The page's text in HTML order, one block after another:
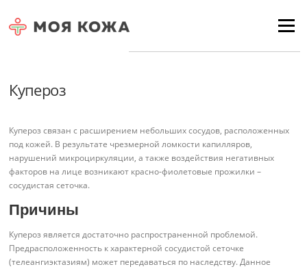
Menu
Купероз
Купероз связан с расширением небольших сосудов, расположенных
под кожей. В результате чрезмерной ломкости капилляров,
нарушений микроциркуляции, а также воздействия негативных
факторов на лице возникают красно-фиолетовые прожилки –
сосудистая сеточка.
Причины
Купероз является достаточно распространенной проблемой.
Предрасположенность к характерной сосудистой сеточке
(телеангиэктазиям) может передаваться по наследству. Данное
Для любых предложений по